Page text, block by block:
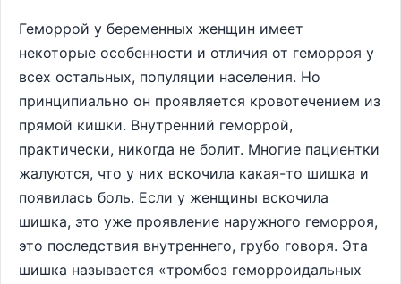
Геморрой у беременных женщин имеет
некоторые особенности и отличия от геморроя у
всех остальных, популяции населения. Но
принципиально он проявляется кровотечением из
прямой кишки. Внутренний геморрой,
практически, никогда не болит. Многие пациентки
жалуются, что у них вскочила какая-то шишка и
появилась боль. Если у женщины вскочила
шишка, это уже проявление наружного геморроя,
это последствия внутреннего, грубо говоря. Эта
шишка называется «тромбоз геморроидальных